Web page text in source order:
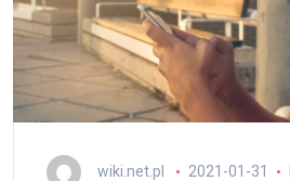
wiki.net.pl 2021-01-31